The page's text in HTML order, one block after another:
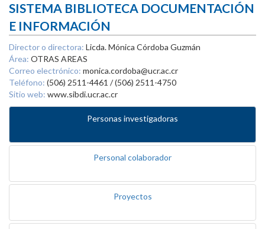
SISTEMA BIBLIOTECA DOCUMENTACIÓN
E INFORMACIÓN
Director o directora: Licda. Mónica Córdoba Guzmán
Área: OTRAS AREAS
Correo electrónico: monica.cordoba@ucr.ac.cr
Teléfono: (506) 2511-4461 / (506) 2511-4750
Sitio web: www.sibdi.ucr.ac.cr
Personas investigadoras
Personal colaborador
Proyectos